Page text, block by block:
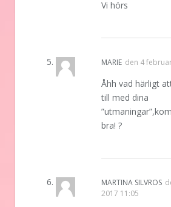
Vi hörs
MARIE den 4
Åhh vad härligt
till med dina
bra! ?
MARTINA SILVROS
2017 11:05